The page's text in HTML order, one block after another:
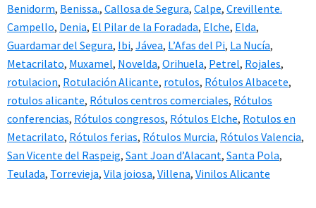
Benidorm, Benissa., Callosa de Segura, Calpe, Crevillente.
Campello, Denia, El Pilar de la Foradada, Elche, Elda,
Guardamar del Segura, Ibi, Jávea, L’Afas del Pi, La Nucía,
Metacrilato, Muxamel, Novelda, Orihuela, Petrel, Rojales,
rotulacion, Rotulación Alicante, rotulos, Rótulos Albacete,
rotulos alicante, Rótulos centros comerciales, Rótulos
conferencias, Rótulos congresos, Rótulos Elche, Rotulos en
Metacrilato, Rótulos ferias, Rótulos Murcia, Rótulos Valencia,
San Vicente del Raspeig, Sant Joan d’Alacant, Santa Pola,
Teulada, Torrevieja, Vila joiosa, Villena, Vinilos Alicante